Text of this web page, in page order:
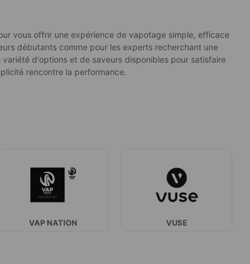
vous offrir une expérience de vapotage simple, efficace
débutants comme pour les experts recherchant une
d'options et de saveurs disponibles pour satisfaire
rencontre la performance.
VAP NATION VUSE